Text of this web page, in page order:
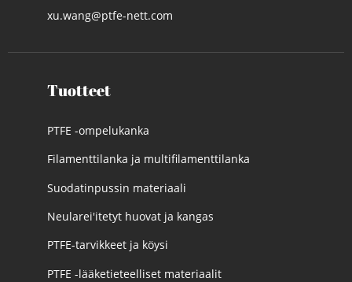
xu.wang@ptfe-nett.com
Tuotteet
PTFE -ompelukanka
Filamenttilanka ja multifilamenttilanka
Suodatinpussin materiaali
Neularei'itetyt huovat ja kangas
PTFE-tarvikkeet ja köysi
PTFE -lääketieteelliset materiaalit